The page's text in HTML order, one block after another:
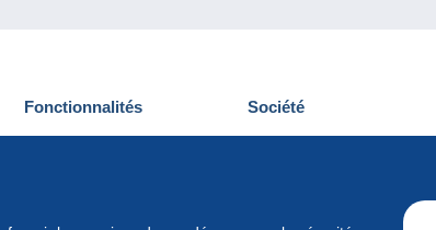
Fonctionnalités
Nouveautés
Société
Qui sommes-nous